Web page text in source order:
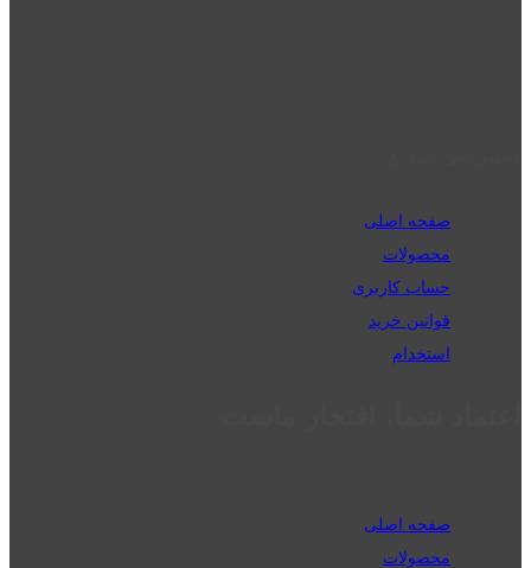
صفحه اصلی
محصولات
حساب کاربری
قوانین خرید
استخدام
صفحه اصلی
محصولات